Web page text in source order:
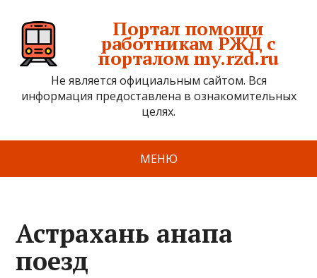
Портал помощи
работникам РЖД с
порталом my.rzd.ru
Не является официальным сайтом. Вся
информация предоставлена в ознакомительных
целях.
МЕНЮ
Астрахань анапа
поезд